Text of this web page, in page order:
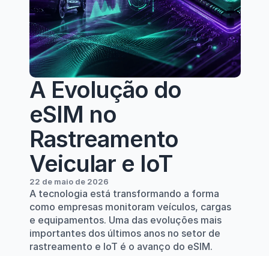
A Evolução do
eSIM no
Rastreamento
Veicular e IoT
22 de maio de 2026
A tecnologia está transformando a forma
como empresas monitoram veículos, cargas
e equipamentos. Uma das evoluções mais
importantes dos últimos anos no setor de
rastreamento e IoT é o avanço do eSIM.